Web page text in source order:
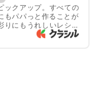
ックアップ。すべての
もパパっと作ることが
りにもうれしいレシピ
。